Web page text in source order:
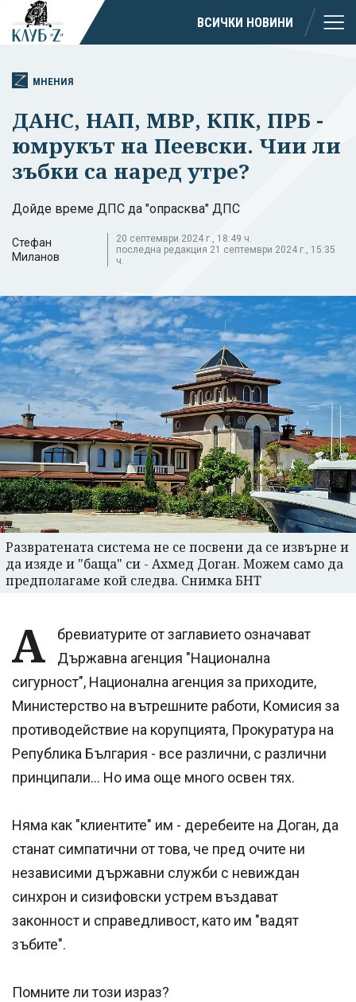
ВСИЧКИ НОВИНИ
МНЕНИЯ
ДАНС, НАП, МВР, КПК, ПРБ -
юмрукът на Пеевски. Чии ли
зъбки са наред утре?
Дойде време ДПС да "опрасква" ДПС
Стефан
Миланов
20 септември 2024 г., 18:49 ч.
последна редакция 21 септември 2024 г., 15:35
ч.
Развратената система не се посвени да се извърне и
да изяде и "баща" си - Ахмед Доган. Можем само да
предполагаме кой следва. Снимка БНТ
А
бревиатурите от заглавието означават
Държавна агенция "Национална
сигурност", Национална агенция за приходите,
Министерство на вътрешните работи, Комисия за
противодействие на корупцията, Прокуратура на
Република България - все различни, с различни
принципали... Но има още много освен тях.
Няма как "клиентите" им - деребеите на Доган, да
станат симпатични от това, че пред очите ни
независими държавни служби с невиждан
синхрон и сизифовски устрем въздават
законност и справедливост, като им "вадят
зъбите".
Помните ли този израз?